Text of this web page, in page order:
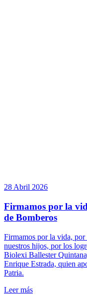
28 Abril 2026
Firmamos por la
de Bomberos
Firmamos por la vida,
nuestros hijos, por los
Biolexi Ballester
Enrique Estrada, quien
Patria.
Leer más